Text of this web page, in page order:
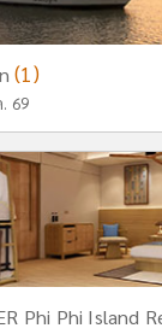
(1)
69
Phi Phi Island